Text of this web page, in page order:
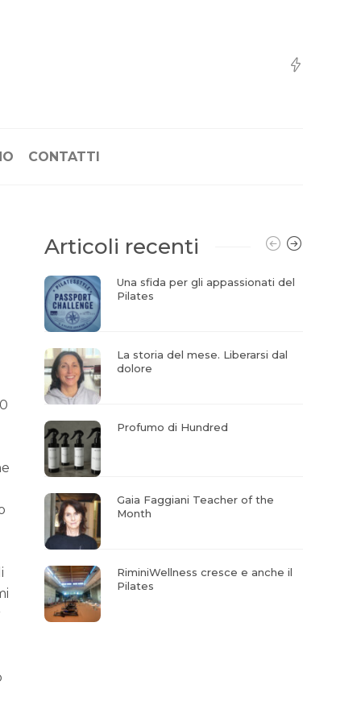
CONTATTI
Articoli recenti
Una sfida per gli appassionati del
Pilates
La storia del mese. Liberarsi dal
dolore
Profumo di Hundred
Gaia Faggiani Teacher of the
Month
RiminiWellness cresce e anche il
Pilates